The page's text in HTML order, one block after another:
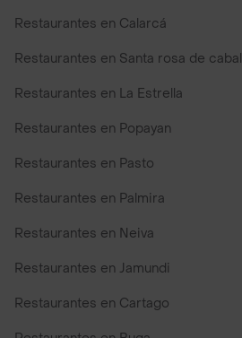
Restaurantes en Calarcá
Restaurantes en Santa rosa de cabal
Restaurantes en La Estrella
Restaurantes en Popayan
Restaurantes en Pasto
Restaurantes en Palmira
Restaurantes en Neiva
Restaurantes en Jamundi
Restaurantes en Cartago